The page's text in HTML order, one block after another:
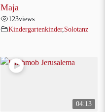
Maja
123views
Kindergartenkinder, Solotanz
04:13